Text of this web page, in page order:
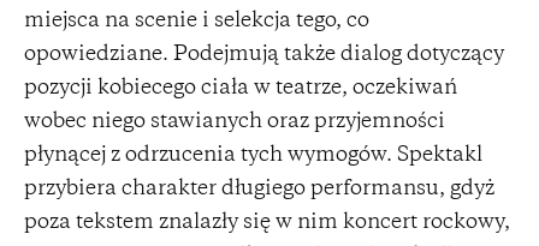
miejsca na scenie i selekcja tego, co
opowiedziane. Podejmują także dialog dotyczący
pozycji kobiecego ciała w teatrze, oczekiwań
wobec niego stawianych oraz przyjemności
płynącej z odrzucenia tych wymogów. Spektakl
przybiera charakter długiego performansu, gdyż
poza tekstem znalazły się w nim koncert rockowy,